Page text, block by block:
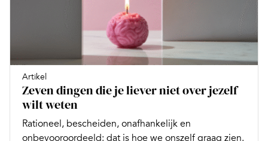
Artikel
Zeven dingen die je liever niet over jezelf
wilt weten
Rationeel, bescheiden, onafhankelijk en
onbevooroordeeld: dat is hoe we onszelf graag zien.